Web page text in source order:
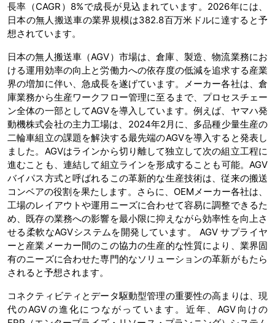
長率（CAGR）8%で成長が見込まれています。2026年には、
日本の無人搬送車の業界規模は382.8百万米ドルに達すると予
想されています。
日本の無人搬送車（AGV）市場は、倉庫、製造、物流業務にお
ける運用効率の向上と労働力への依存度の低減を追求する産業
界の増加に伴い、急成長を遂げています。メーカー各社は、倉
庫業務から生産ワークフロー管理に至るまで、プロセスチェー
ン全体の一部としてAGVを導入しています。例えば、ヤマハ発
動機株式会社の主力工場は、2024年2月に、多品種少量生産の
二輪車組立の課題を解決する最先端のAGVを導入すると発表し
ました。AGVはラインから切り離して独立して次の組立工程に
進むことも、連結して組立ラインを形成することも可能。AGV
バイパス方式と呼ばれるこの革新的な生産技術は、従来の搬送
コンベアの役割を果たします。さらに、OEMメーカー各社は、
工場のレイアウトや運用ニーズに合わせて容易に調整できるた
め、既存の業務への影響を最小限に抑えながら効率性を向上さ
せる柔軟なAGVシステムを開発しています。 AGV サプライヤ
ーと産業メーカー間のこの協力の生産的な性質により、業界固
有のニーズに合わせた専門的なソリューションの革新がもたら
されると予想されます。
コネクティビティとデータ駆動型管理の重要性の高まりは、現
代のAGVの進化につながっています。近年、AGV向けの